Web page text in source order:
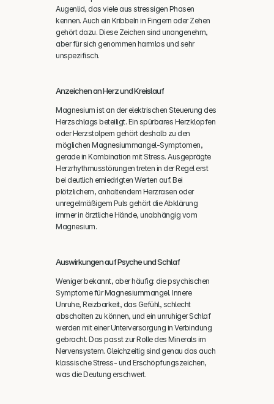
Augenlid, das viele aus stressigen Phasen
kennen. Auch ein Kribbeln in Fingern oder Zehen
gehört dazu. Diese Zeichen sind unangenehm,
aber für sich genommen harmlos und sehr
unspezifisch.
Anzeichen an Herz und Kreislauf
Magnesium ist an der elektrischen Steuerung des
Herzschlags beteiligt. Ein spürbares Herzklopfen
oder Herzstolpern gehört deshalb zu den
möglichen Magnesiummangel-Symptomen,
gerade in Kombination mit Stress. Ausgeprägte
Herzrhythmusstörungen treten in der Regel erst
bei deutlich erniedrigten Werten auf. Bei
plötzlichem, anhaltendem Herzrasen oder
unregelmäßigem Puls gehört die Abklärung
immer in ärztliche Hände, unabhängig vom
Magnesium.
Auswirkungen auf Psyche und Schlaf
Weniger bekannt, aber häufig: die psychischen
Symptome für Magnesiummangel. Innere
Unruhe, Reizbarkeit, das Gefühl, schlecht
abschalten zu können, und ein unruhiger Schlaf
werden mit einer Unterversorgung in Verbindung
gebracht. Das passt zur Rolle des Minerals im
Nervensystem. Gleichzeitig sind genau das auch
klassische Stress- und Erschöpfungszeichen,
was die Deutung erschwert.